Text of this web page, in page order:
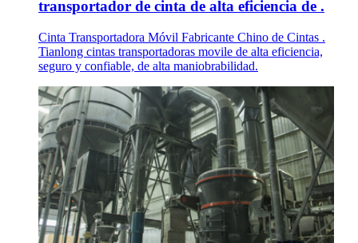
transportador de cinta de alta eficiencia de .
Cinta Transportadora Móvil Fabricante Chino de Cintas .
Tianlong cintas transportadoras movile de alta eficiencia,
seguro y confiable, de alta maniobrabilidad.